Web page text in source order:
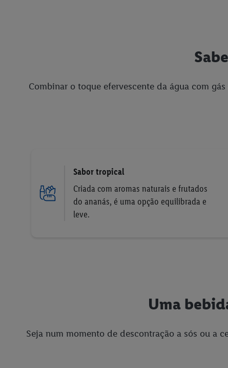
Combinar o toque efervescente da água com
Sabor tropical
Criada com aromas naturais e frutados
do ananás, é uma opção equilibrada e
leve.
Uma
Seja num momento de descontração a sós ou a